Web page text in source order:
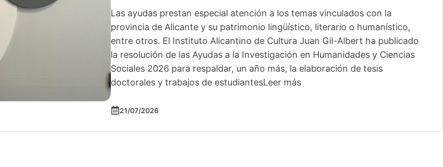
Las ayudas prestan especial atención a los temas vinculados con la
provincia de Alicante y su patrimonio lingüístico, literario o humanístico,
entre otros. El Instituto Alicantino de Cultura Juan Gil-Albert ha publicado
la resolución de las Ayudas a la Investigación en Humanidades y Ciencias
Sociales 2026 para respaldar, un año más, la elaboración de tesis
doctorales y trabajos de estudiantesLeer más
21/07/2026